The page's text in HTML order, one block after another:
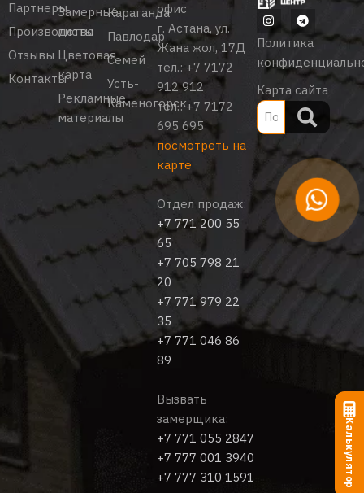
Партнеры
Производство
Отзывы
Контакты
Замерные
листы
Цветовая
карта
Рекламные
материалы
Караганда
Павлодар
Семей
Усть-
Каменогорск
офис
г. Астана, ул.
Жана жол, 17Д
тел.: +7 7172
912 912
тел.:+7 7172
695 695
посмотреть на
карте
Отдел продаж:
+7 771 200 55
65
+7 705 798 21
20
+7 771 979 22
35
+7 771 046 86
89
Вызвать
замерщика:
+7 771 055 2847
+7 777 001 3940
+7 777 310 1591
Политика
Карта сайта
Калькулятор